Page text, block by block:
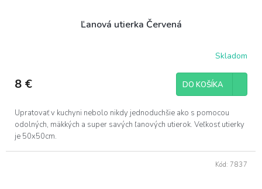
Ľanová utierka Červená
Skladom
8 € DO KOŠÍKA
Upratovať v kuchyni nebolo nikdy jednoduchšie ako s pomocou
odolných, mäkkých a super savých ľanových utierok. Veľkosť utierky
je 50x50cm.
Kód: 7837